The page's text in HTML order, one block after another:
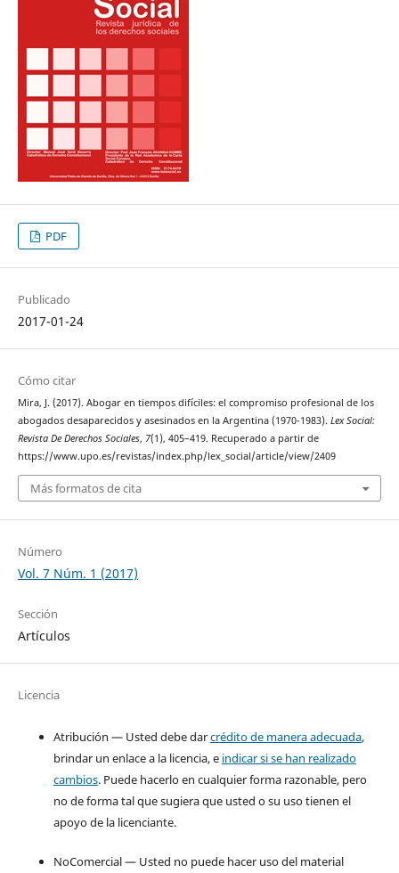
PDF
Publicado
2017-01-24
Cómo citar
Mira, J. (2017). Abogar en tiempos difíciles: el compromiso profesional de los
abogados desaparecidos y asesinados en la Argentina (1970-1983). Lex Social:
Revista De Derechos Sociales, 7(1), 405–419. Recuperado a partir de
https://www.upo.es/revistas/index.php/lex_social/article/view/2409
Más formatos de cita
Número
Vol. 7 Núm. 1 (2017)
Sección
Artículos
Licencia
Atribución — Usted debe darcrédito de manera adecuada,
brindar un enlace a la licencia, e indicar si se han realizado
cambios. Puede hacerlo en cualquier forma razonable, pero
no de forma tal que sugiera que usted o su uso tienen el
apoyo de la licenciante.
NoComercial — Usted no puede hacer uso del material